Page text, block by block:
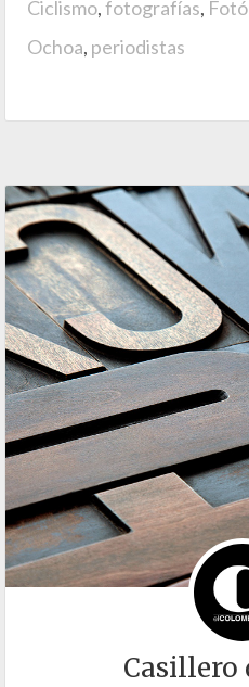
Ciclismo,fotografías,
Ochoa, periodistas
Casillero